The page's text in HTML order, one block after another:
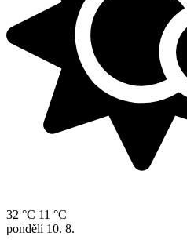
32 °C 11 °C
pondělí 10. 8.